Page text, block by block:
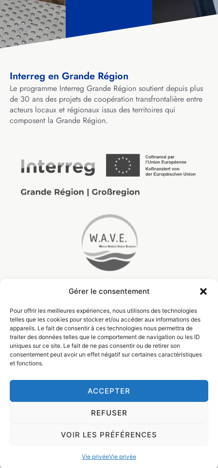
Gérer le consentement
Pour offrir les meilleures expériences, nous utilisons des technologies
telles que les cookies pour stocker et/ou accéder aux informations des
appareils. Le fait de consentir à ces technologies nous permettra de
traiter des données telles que le comportement de navigation ou les ID
uniques sur ce site. Le fait de ne pas consentir ou de retirer son
consentement peut avoir un effet négatif sur certaines caractéristiques
et fonctions.
ACCEPTER
REFUSER
VOIR LES PRÉFÉRENCES
Vie privéeVie privée
Interreg en Grande Région
Le programme Interreg Grande Région soutient depuis plus
de 30 ans des projets de coopération transfrontalière entre
acteurs locaux et régionaux issus des territoires qui
composent la Grande Région.
Termes & conditions
Design byVisible